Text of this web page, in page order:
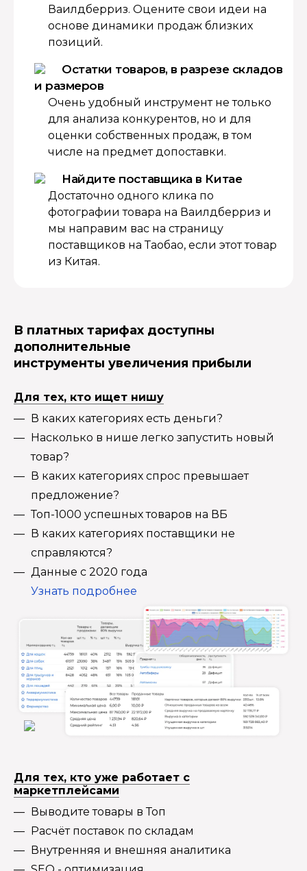
Ваилдберриз. Оцените свои идеи на
основе динамики продаж близких
позиций.
Остатки товаров, в разрезе складов
и размеров
Очень удобный инструмент не только
для анализа конкурентов, но и для
оценки собственных продаж, в том
числе на предмет допоставки.
Найдите поставщика в Китае
Достаточно одного клика по
фотографии товара на Ваилдберриз и
мы направим вас на страницу
поставщиков на Таобао, если этот товар
из Китая.
В платных тарифах доступны
дополнительные
инструменты увеличения прибыли
Для тех, кто ищет нишу
В каких категориях есть деньги?
Насколько в нише легко запустить новый
товар?
В каких категориях спрос превышает
предложение?
Топ-1000 успешных товаров на ВБ
В каких категориях поставщики не
справляются?
Данные с 2020 года
Узнать подробнее
Для тех, кто уже работает с
маркетплейсами
Выводите товары в Топ
Расчёт поставок по складам
Внутренняя и внешняя аналитика